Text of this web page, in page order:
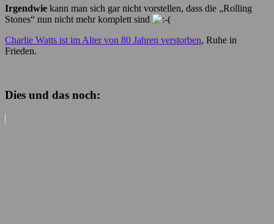
Irgendwie kann man sich gar nicht vorstellen, dass die „Rolling
Stones“ nun nicht mehr komplett sind
Charlie Watts ist im Alter von 80 Jahren verstorben, Ruhe in
Frieden.
Dies und das noch: